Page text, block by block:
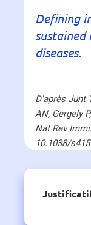
Defining
sustained
diseases.
D'après Junt
AN, Gergely
Nat Rev
10.1038/